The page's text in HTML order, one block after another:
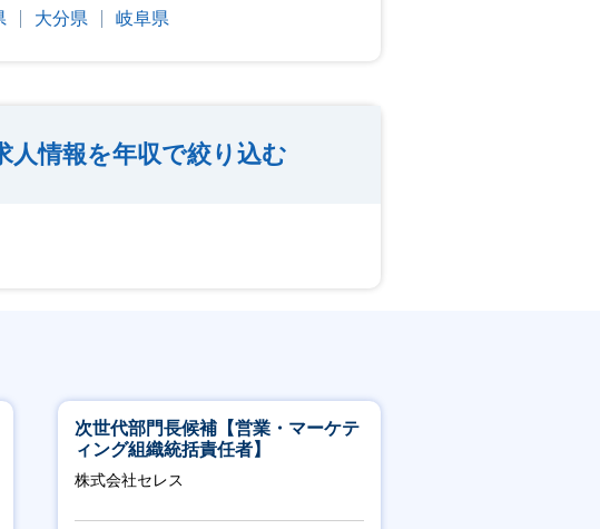
大分県 岐阜県
情報を年収で絞り込む
次世代部門長候補【営業・マーケテ
ィング組織統括責任者】
株式会社セレス